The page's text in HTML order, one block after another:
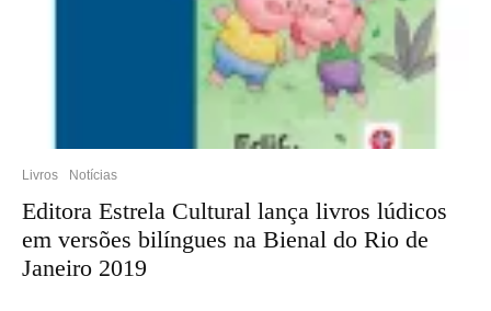
Livros Notícias
Editora Estrela Cultural lança livros lúdicos
em versões bilíngues na Bienal do Rio de
Janeiro 2019